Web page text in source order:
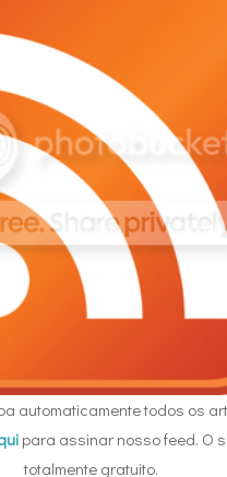
automaticamente todos os
para assinar nosso feed. O
totalmente gratuito.